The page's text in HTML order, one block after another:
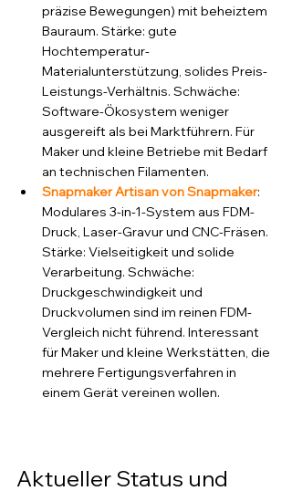
präzise Bewegungen) mit beheiztem
Bauraum. Stärke: gute
Hochtemperatur-
Materialunterstützung, solides Preis-
Leistungs-Verhältnis. Schwäche:
Software-Ökosystem weniger
ausgereift als bei Marktführern. Für
Maker und kleine Betriebe mit Bedarf
an technischen Filamenten.
Snapmaker Artisan von Snapmaker:
Modulares 3-in-1-System aus FDM-
Druck, Laser-Gravur und CNC-Fräsen.
Stärke: Vielseitigkeit und solide
Verarbeitung. Schwäche:
Druckgeschwindigkeit und
Druckvolumen sind im reinen FDM-
Vergleich nicht führend. Interessant
für Maker und kleine Werkstätten, die
mehrere Fertigungsverfahren in
einem Gerät vereinen wollen.
Aktueller Status und